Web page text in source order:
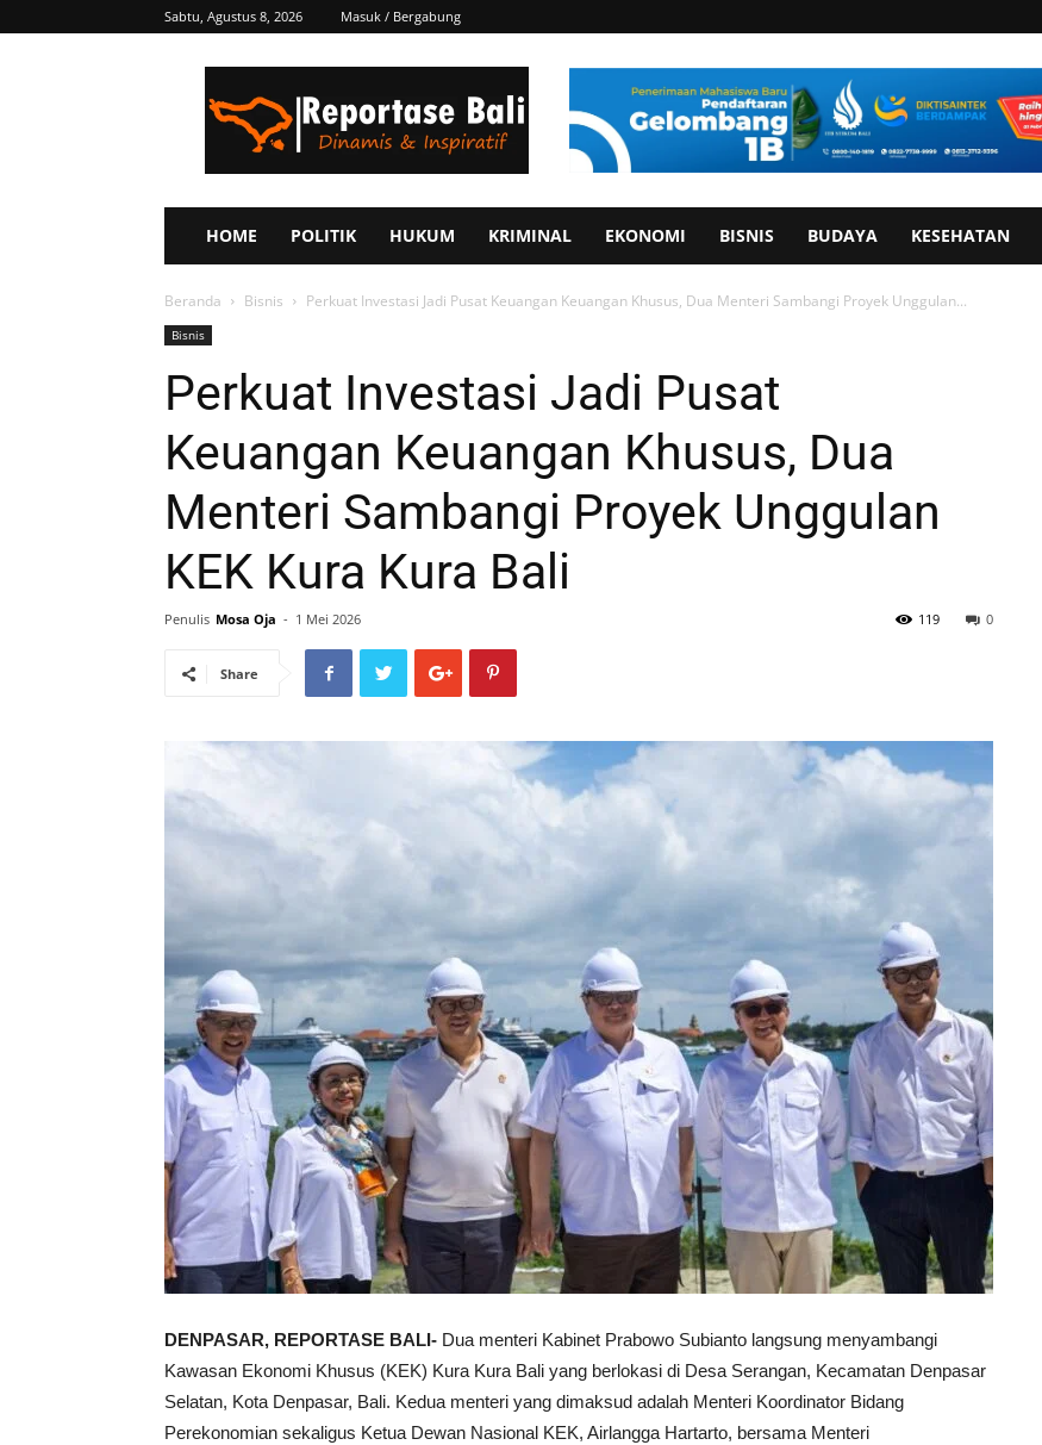
Sabtu, Agustus 8, 2026 Masuk / Bergabung
Bali
HOME POLITIK HUKUM KRIMINAL EKONOMI BISNIS BUDAYA KESEHATAN
Beranda Bisnis Perkuat Investasi Jadi Pusat Keuangan Keuangan Khusus, Dua Menteri Sambangi Proyek Unggulan...
Bisnis
Perkuat Investasi Jadi Pusat
Keuangan Keuangan Khusus, Dua
Menteri Sambangi Proyek Unggulan
KEK Kura Kura Bali
Penulis Mosa Oja - 1 Mei 2026 0
119
Share
DENPASAR, REPORTASE BALI- Dua menteri Kabinet Prabowo Subianto langsung menyambangi
Kawasan Ekonomi Khusus (KEK) Kura Kura Bali yang berlokasi di Desa Serangan, Kecamatan Denpasar
Selatan, Kota Denpasar, Bali. Kedua menteri yang dimaksud adalah Menteri Koordinator Bidang
Perekonomian sekaligus Ketua Dewan Nasional KEK, Airlangga Hartarto, bersama Menteri